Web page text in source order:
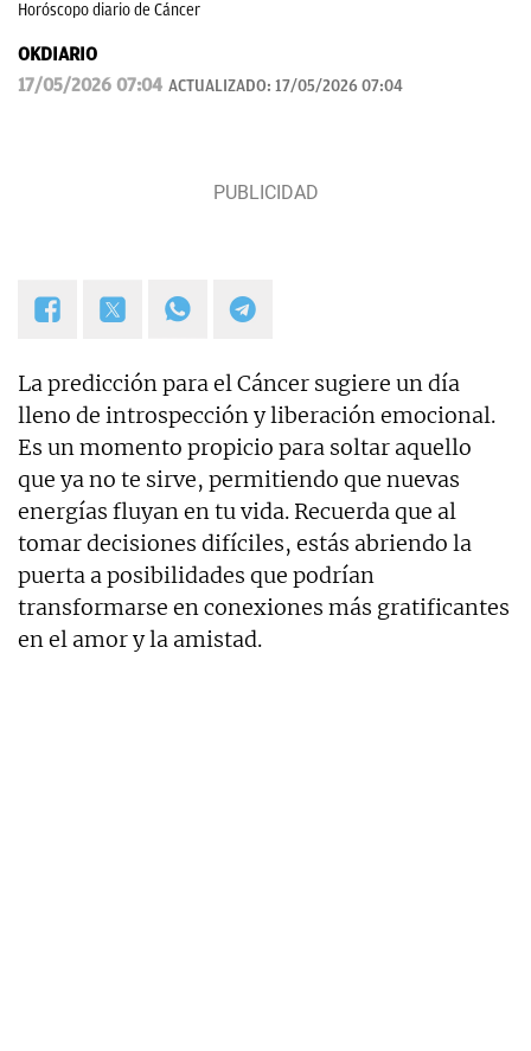
Horóscopo diario de Cáncer
OKDIARIO
17/05/2026 07:04 ACTUALIZADO: 17/05/2026 07:04
La predicción para el Cáncer sugiere un día
lleno de introspección y liberación emocional.
Es un momento propicio para soltar aquello
que ya no te sirve, permitiendo que nuevas
energías fluyan en tu vida. Recuerda que al
tomar decisiones difíciles, estás abriendo la
puerta a posibilidades que podrían
transformarse en conexiones más gratificantes
en el amor y la amistad.